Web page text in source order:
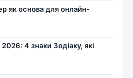
як основа для онлайн-
4 знаки Зодіаку, які